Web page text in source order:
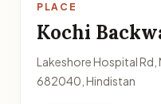
PLACE
Kochi
Lakeshore Hospital Rd,
682040, Hindistan